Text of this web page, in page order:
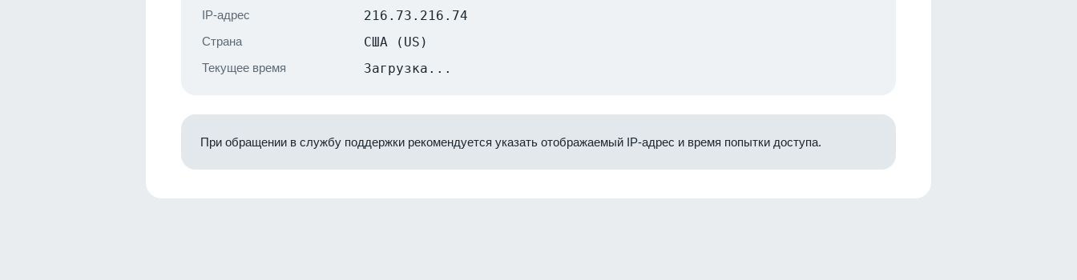
IP-адрес 216.73.216.74
Страна США (US)
Текущее время Загрузка...
При обращении в службу поддержки рекомендуется указать отображаемый IP-адрес и время попытки доступа.